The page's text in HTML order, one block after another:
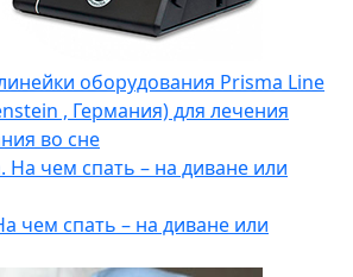
оборудования Prisma Line
, Германия) для лечения
во сне
чем спать – на диване или